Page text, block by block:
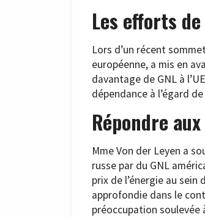
Les efforts
Lors d’un récent
européenne, a mis en
davantage de GNL à
dépendance à l’égard
Répondre
Mme Von der Leyen a
russe par du GNL
prix de l’énergie au sein
approfondie dans le
préoccupation soulevée